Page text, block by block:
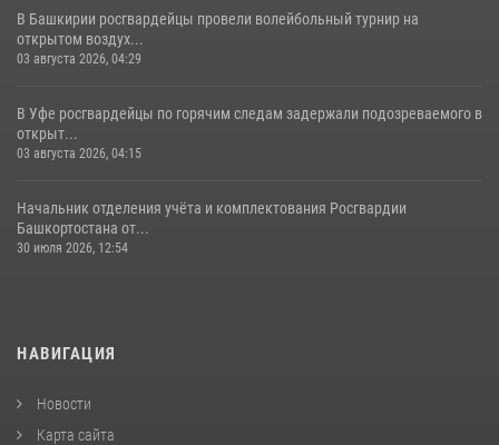
В Башкирии росгвардейцы провели волейбольный турнир на
открытом воздух...
03 августа 2026, 04:29
В Уфе росгвардейцы по горячим следам задержали подозреваемого в
открыт...
03 августа 2026, 04:15
Начальник отделения учёта и комплектования Росгвардии
Башкортостана от...
30 июля 2026, 12:54
НАВИГАЦИЯ
Новости
Карта сайта